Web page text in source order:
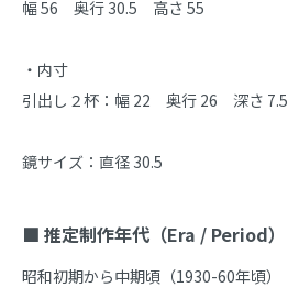
幅 56　奥行 30.5　高さ 55
・内寸
引出し２杯：幅 22　奥行 26　深さ 7.5
鏡サイズ：直径 30.5
■ 推定制作年代（Era / Period）
昭和初期から中期頃（1930-60年頃）